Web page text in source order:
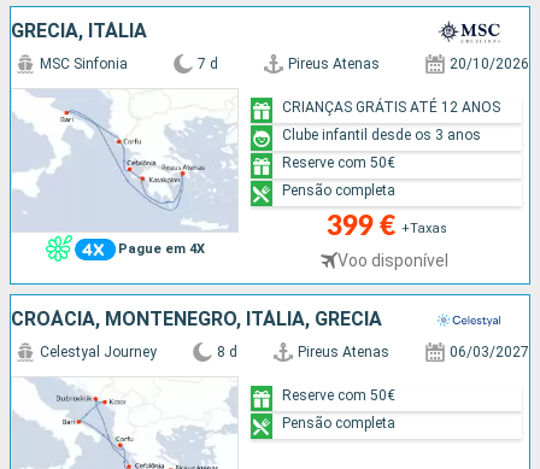
GRÉCIA, ITÁLIA
Pague em 4X
MSC Sinfonia 7 d Pireus Atenas 20/10/2026
399 € +Taxas
Voo disponível
CRIANÇAS GRÁTIS ATÉ 12 ANOS
Clube infantil desde os 3 anos
Reserve com 50€
Pensão completa
CROÁCIA, MONTENEGRO, ITÁLIA, GRÉCIA
Celestyal Journey 8 d Pireus Atenas 06/03/2027
Reserve com 50€
Pensão completa